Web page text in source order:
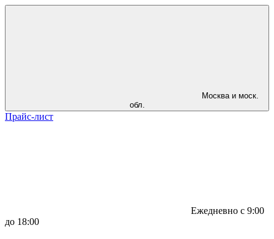
Москва и моск.
обл.
Прайс-лист
Ежедневно с 9:00
до 18:00